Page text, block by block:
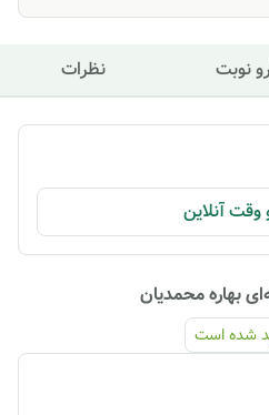
نوبت نظرات
وقت آنلاین
بهاره محمدیان
شده ‌است